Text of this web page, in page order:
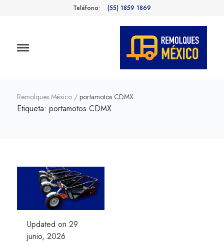
Teléfono: (55) 1859 1869
México
Remolques México / portamotos CDMX
Etiqueta: portamotos CDMX
Updated on 29
junio, 2026